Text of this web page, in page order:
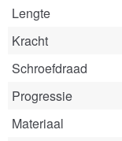
Lengte
Kracht
Schroefdraad
Progressie
Materiaal